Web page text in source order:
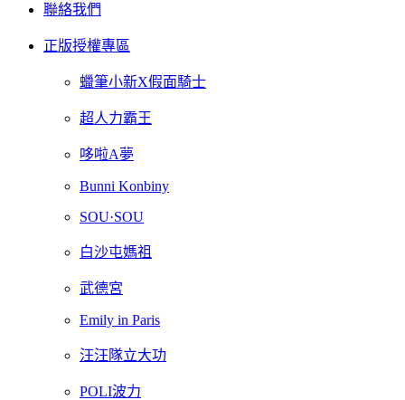
聯絡我們
正版授權專區
蠟筆小新X假面騎士
超人力霸王
哆啦A夢
Bunni Konbiny
SOU·SOU
白沙屯媽祖
武德宮
Emily in Paris
汪汪隊立大功
POLI波力